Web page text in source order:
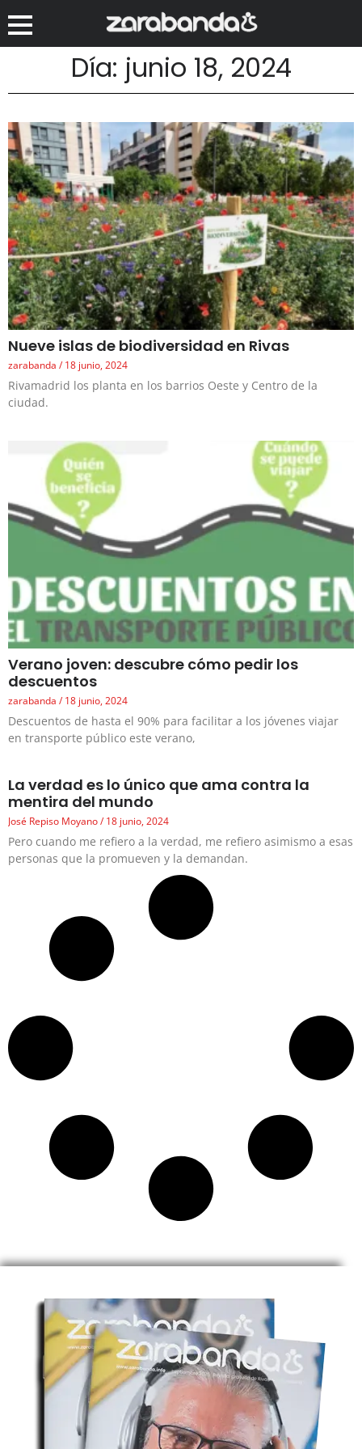
Día: junio 18, 2024
Nueve islas de biodiversidad en Rivas
zarabanda 18 junio, 2024
Rivamadrid los planta en los barrios Oeste y Centro de la
ciudad.
Verano joven: descubre cómo pedir los
descuentos
zarabanda 18 junio, 2024
Descuentos de hasta el 90% para facilitar a los jóvenes viajar
en transporte público este verano,
La verdad es lo único que ama contra la
mentira del mundo
José Repiso Moyano 18 junio, 2024
Pero cuando me refiero a la verdad, me refiero asimismo a esas
personas que la promueven y la demandan.